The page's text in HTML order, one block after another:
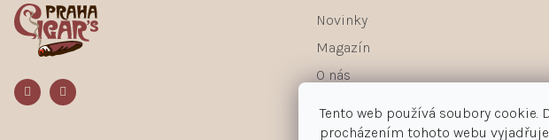
Tento web používá soubory cookie.
procházením tohoto webu
Novinky
Magazín
O nás